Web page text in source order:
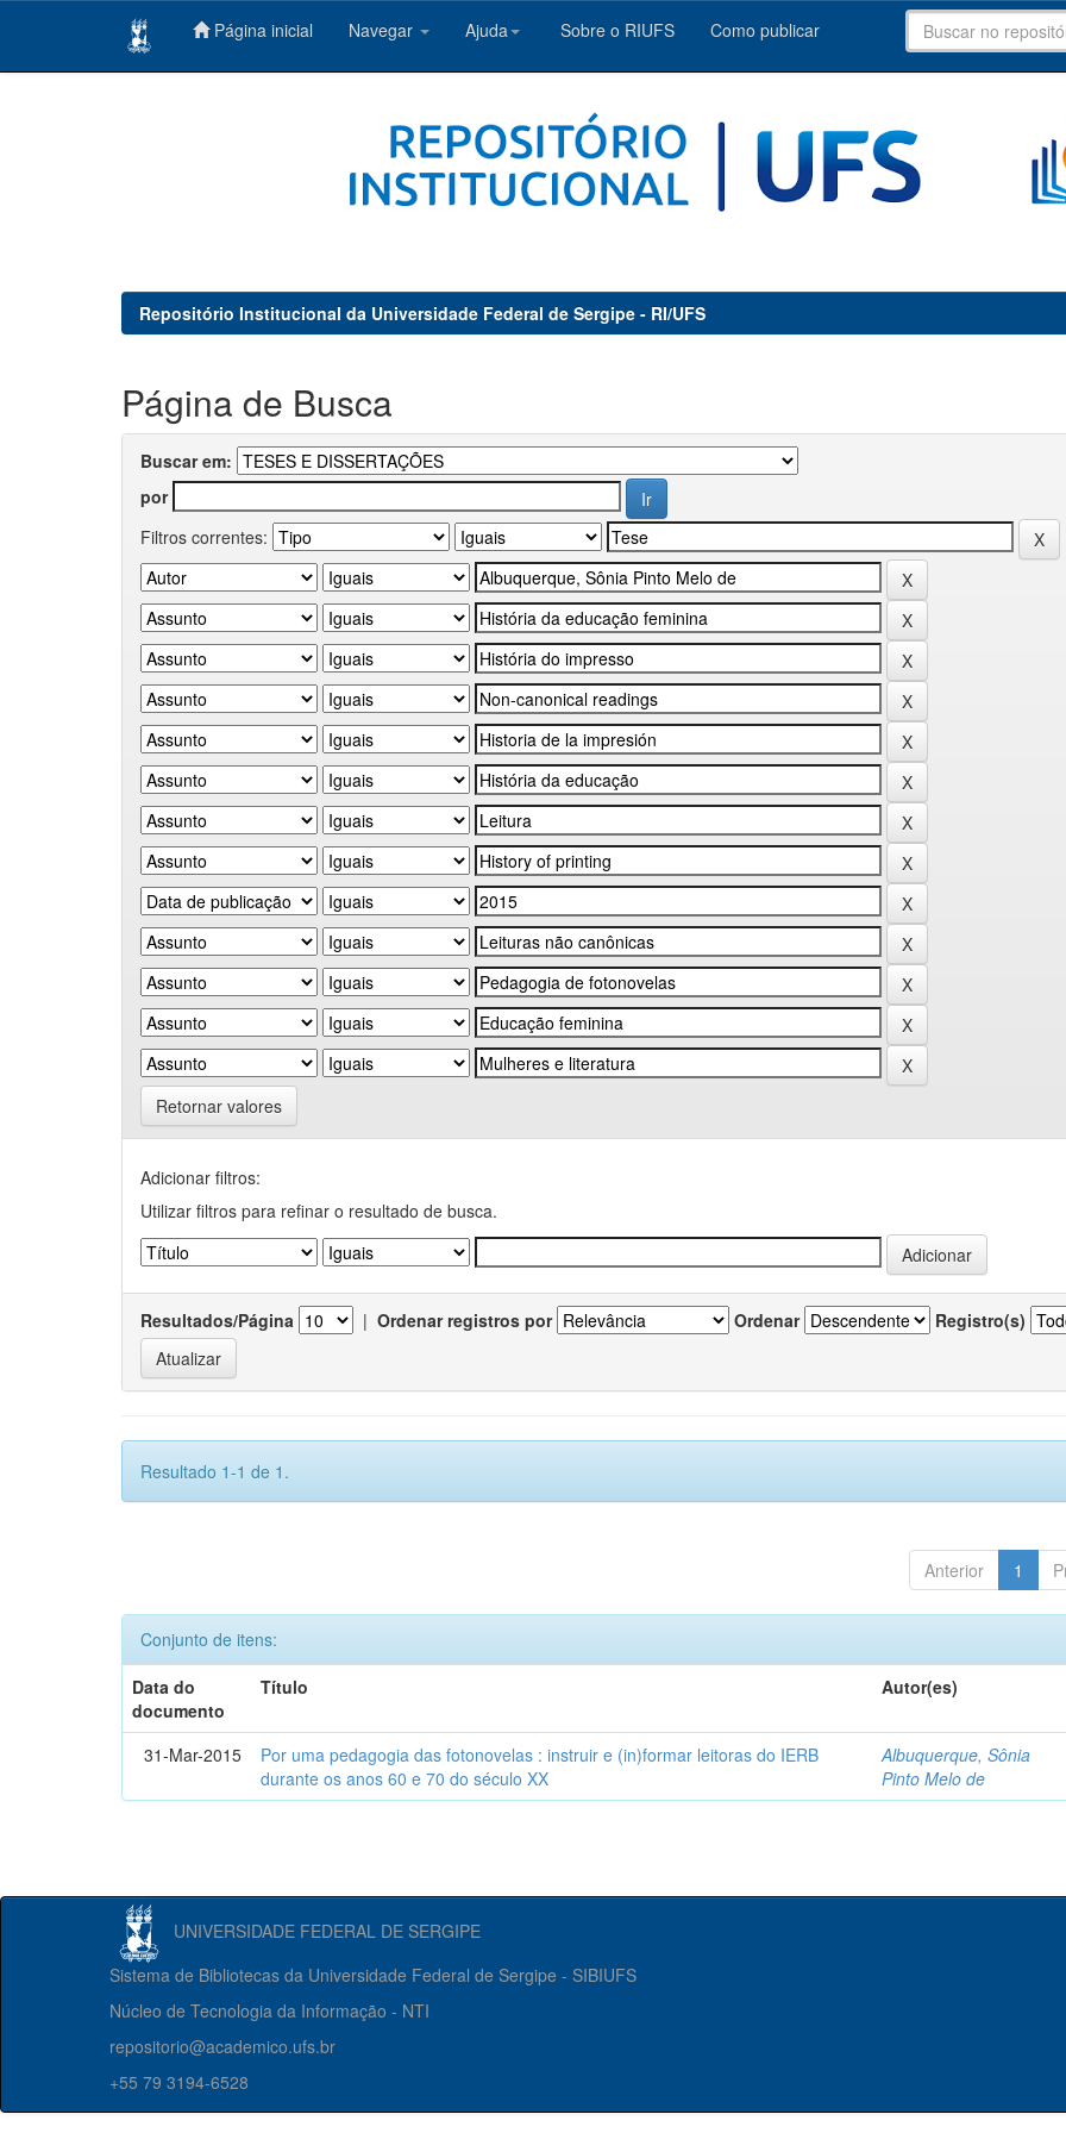
Página inicial Navegar Ajuda Sobre o RIUFS Como publicar
Repositório Institucional da Universidade Federal de Sergipe - RI/UFS
Página de Busca
Buscar em:
por
Filtros correntes:
Retornar valores
Adicionar filtros:
Utilizar filtros para refinar o resultado de busca.
Resultados/Página | Ordenar registros por Ordenar Registro(s)
Resultado 1-1 de 1.
Anterior 1
Conjunto de itens:
Data do
documento
Título Autor(es)
31-Mar-2015
Por uma pedagogia das fotonovelas : instruir e (in)formar leitoras do IERB
durante os anos 60 e 70 do século XX
Albuquerque, Sônia
Pinto Melo de
UNIVERSIDADE FEDERAL DE SERGIPE
Sistema de Bibliotecas da Universidade Federal de Sergipe - SIBIUFS
Núcleo de Tecnologia da Informação - NTI
repositorio@academico.ufs.br
+55 79 3194-6528